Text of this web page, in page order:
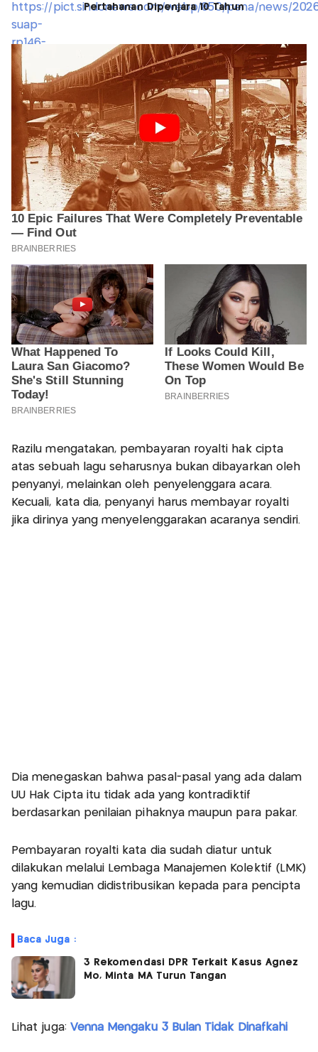
Pertahanan Dipenjara 10 Tahun
Razilu mengatakan, pembayaran royalti hak cipta
atas sebuah lagu seharusnya bukan dibayarkan oleh
penyanyi, melainkan oleh penyelenggara acara.
Kecuali, kata dia, penyanyi harus membayar royalti
jika dirinya yang menyelenggarakan acaranya sendiri.
Dia menegaskan bahwa pasal-pasal yang ada dalam
UU Hak Cipta itu tidak ada yang kontradiktif
berdasarkan penilaian pihaknya maupun para pakar.
Pembayaran royalti kata dia sudah diatur untuk
dilakukan melalui Lembaga Manajemen Kolektif (LMK)
yang kemudian didistribusikan kepada para pencipta
lagu.
Baca Juga :
3 Rekomendasi DPR Terkait Kasus Agnez
Mo, Minta MA Turun Tangan
Lihat juga: Venna Mengaku 3 Bulan Tidak Dinafkahi